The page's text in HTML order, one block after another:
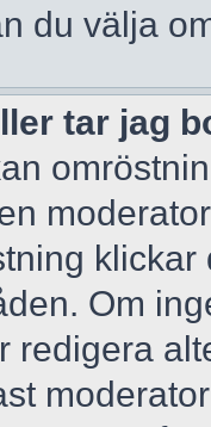
du välja
tar jag
Om
redigera